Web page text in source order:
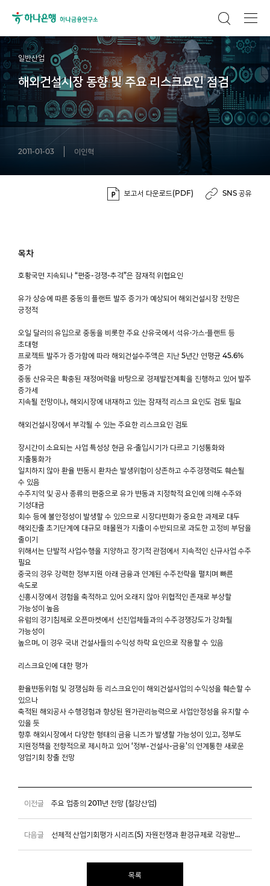
일반산업
해외건설시장 동향 및 주요 리스크요인 점검
2011-01-03 이인혁
보고서 다운로드(PDF) SNS 공유
목차
호황국면 지속되나 “편중-경쟁-추격”은 잠재적 위협요인
유가 상승에 따른 중동의 플랜트 발주 증가가 예상되어 해외건설시장 전망은
긍정적
오일 달러의 유입으로 중동을 비롯한 주요 산유국에서 석유·가스·플랜트 등
초대형
프로젝트 발주가 증가함에 따라 해외건설수주액은 지난 5년간 연평균 45.6%
증가
중동 산유국은 확충된 재정여력을 바탕으로 경제발전계획을 진행하고 있어 발주
증가세
지속될 전망이나, 해외시장에 내재하고 있는 잠재적 리스크 요인도 검토 필요
해외건설시장에서 부각될 수 있는 주요한 리스크요인 검토
장시간이 소요되는 사업 특성상 현금 유·출입시기가 다르고 기성통화와
지출통화가
일치하지 않아 환율 변동시 환차손 발생위험이 상존하고 수주경쟁력도 훼손될
수 있음
수주지역 및 공사 종류의 편중으로 유가 변동과 지정학적 요인에 의해 수주와
기성대금
회수 등에 불안정성이 발생할 수 있으므로 시장다변화가 중요한 과제로 대두
해외진출 초기단계에 대규모 매몰원가 지출이 수반되므로 과도한 고정비 부담을
줄이기
위해서는 단발적 사업수행을 지양하고 장기적 관점에서 지속적인 신규사업 수주
필요
중국의 경우 강력한 정부지원 아래 금융과 연계된 수주전략을 펼치며 빠른
속도로
신흥시장에서 경험을 축적하고 있어 오래지 않아 위협적인 존재로 부상할
가능성이 높음
유럽의 경기침체로 오픈마켓에서 선진업체들과의 수주경쟁강도가 강화될
가능성이
높으며, 이 경우 국내 건설사들의 수익성 하락 요인으로 작용할 수 있음
리스크요인에 대한 평가
환율변동위험 및 경쟁심화 등 리스크요인이 해외건설사업의 수익성을 훼손할 수
있으나
축적된 해외공사 수행경험과 향상된 원가관리능력으로 사업안정성을 유지할 수
있을 듯
향후 해외시장에서 다양한 형태의 금융 니즈가 발생할 가능성이 있고, 정부도
지원정책을 전향적으로 제시하고 있어 ‘정부-건설사-금융’의 연계통한 새로운
영업기회 창출 전망
이전글 주요 업종의 2011년 전망 (철강산업)
다음글 선제적 산업기회평가 시리즈(5) 자원전쟁과 환경규제로 각광받는 도시광산업
목록